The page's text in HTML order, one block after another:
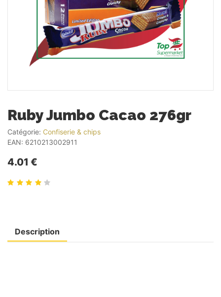
Ruby Jumbo Cacao 276gr
Catégorie: Confiserie & chips
EAN: 6210213002911
4.01 €
Description